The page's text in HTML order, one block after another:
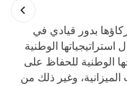
بدور قيادي في
الوطنية
الوطنية للحفاظ على
الميزانية، وغير ذلك من